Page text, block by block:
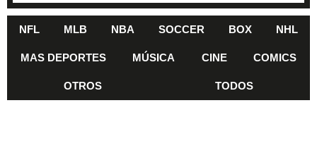
NFL MLB NBA SOCCER BOX NHL
MAS DEPORTES MÚSICA CINE COMICS
OTROS TODOS